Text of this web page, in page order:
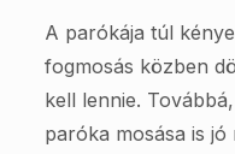
A parókája túl
fogmosás közben
kell lennie.
paróka mosása is